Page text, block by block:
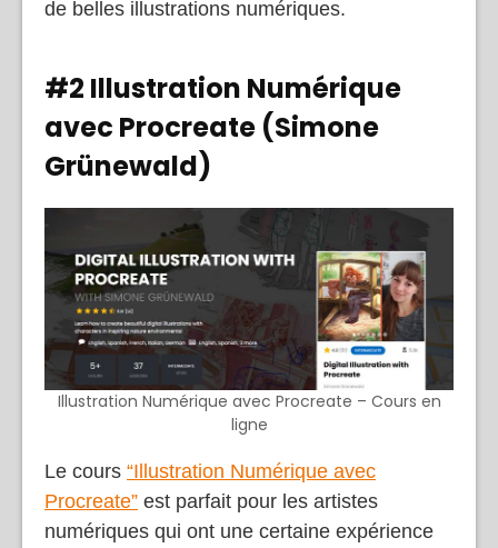
de belles illustrations numériques.
#2 Illustration Numérique
avec Procreate (Simone
Grünewald)
Illustration Numérique avec Procreate – Cours en
ligne
Le cours “Illustration Numérique avec
Procreate” est parfait pour les artistes
numériques qui ont une certaine expérience